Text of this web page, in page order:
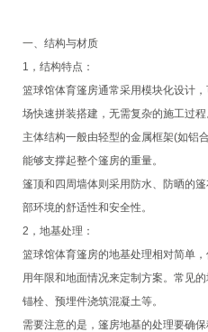
一、结构与材质
1，结构特点：
篮球馆体育篷房通常采用模块化设计
场快速拼装搭建，无需复杂的施工过程
主体结构一般由轻型的金属框架(如铝
能够支撑起整个篷房的重量。
篷顶和四周墙体则采用防水、防晒的
部环境的舒适性和安全性。
2，地基处理：
篮球馆体育篷房的地基处理相对简单
用年限和地面情况来定制方案。常见
锚栓、预埋件浇筑混凝土等。
需要注意的是，篷房地基的处理要确